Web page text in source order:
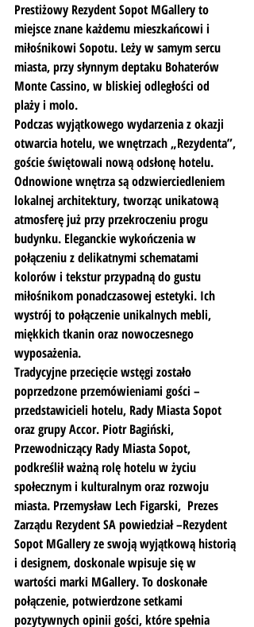
Prestiżowy Rezydent Sopot MGallery to
miejsce znane każdemu mieszkańcowi i
miłośnikowi Sopotu. Leży w samym sercu
miasta, przy słynnym deptaku Bohaterów
Monte Cassino, w bliskiej odległości od
plaży i molo.
Podczas wyjątkowego wydarzenia z okazji
otwarcia hotelu, we wnętrzach „Rezydenta”,
goście świętowali nową odsłonę hotelu.
Odnowione wnętrza są odzwierciedleniem
lokalnej architektury, tworząc unikatową
atmosferę już przy przekroczeniu progu
budynku. Eleganckie wykończenia w
połączeniu z delikatnymi schematami
kolorów i tekstur przypadną do gustu
miłośnikom ponadczasowej estetyki. Ich
wystrój to połączenie unikalnych mebli,
miękkich tkanin oraz nowoczesnego
wyposażenia.
Tradycyjne przecięcie wstęgi zostało
poprzedzone przemówieniami gości –
przedstawicieli hotelu, Rady Miasta Sopot
oraz grupy Accor. Piotr Bagiński,
Przewodniczący Rady Miasta Sopot,
podkreślił ważną rolę hotelu w życiu
społecznym i kulturalnym oraz rozwoju
miasta. Przemysław Lech Figarski,  Prezes
Zarządu Rezydent SA powiedział –Rezydent
Sopot MGallery ze swoją wyjątkową historią
i designem, doskonale wpisuje się w
wartości marki MGallery. To doskonałe
połączenie, potwierdzone setkami
pozytywnych opinii gości, które spełnia